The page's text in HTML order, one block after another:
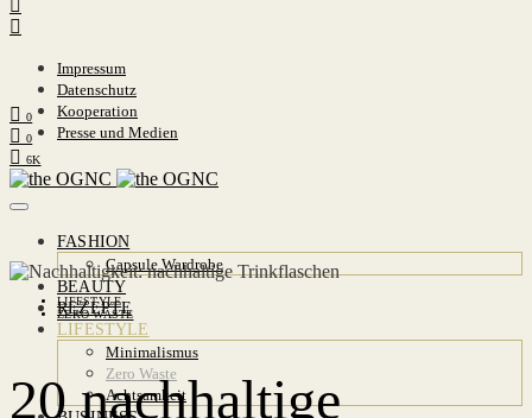
Impressum
Datenschutz
Kooperation
Presse und Medien
0
0
6K
FASHION
Capsule Wardrobe
BEAUTY
REZEPTE
LIFESTYLE
Minimalismus
Zero Waste
Achtsamkeit
LIFESTYLE
ZERO WASTE
20 nachhaltige